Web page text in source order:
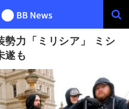
勢力「ミリシア」 ミシ
遂も